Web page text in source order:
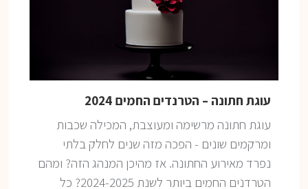
עוגת חתונה – הטרנדים החמים 2024
עוגת חתונה מרשימה ומעוצבת, המכילה שכבות
ומרקמים שונים - הפכה מזה שנים לחלק בלתי
נפרד מאירוע החתונה. אז מהיכן המנהג הזה? ומהם
הטרדנים החמים ביותר לשנת 2024-2025? כל